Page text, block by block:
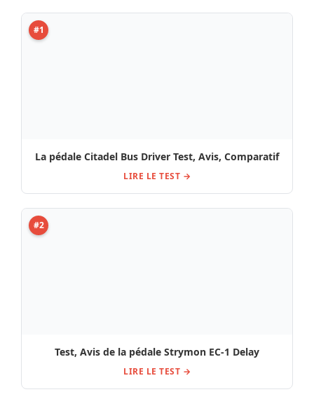
#1
La pédale Citadel Bus Driver Test, Avis, Comparatif
LIRE LE TEST →
#2
Test, Avis de la pédale Strymon EC-1 Delay
LIRE LE TEST →